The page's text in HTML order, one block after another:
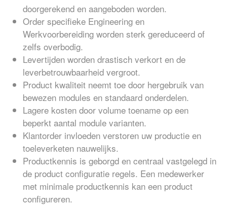
doorgerekend en aangeboden worden.
Order specifieke Engineering en
Werkvoorbereiding worden sterk gereduceerd of
zelfs overbodig.
Levertijden worden drastisch verkort en de
leverbetrouwbaarheid vergroot.
Product kwaliteit neemt toe door hergebruik van
bewezen modules en standaard onderdelen.
Lagere kosten door volume toename op een
beperkt aantal module varianten.
Klantorder invloeden verstoren uw productie en
toeleverketen nauwelijks.
Productkennis is geborgd en centraal vastgelegd in
de product configuratie regels. Een medewerker
met minimale productkennis kan een product
configureren.